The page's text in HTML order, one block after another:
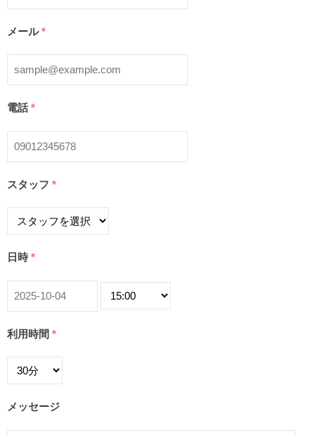
メール *
電話 *
スタッフ *
日時 *
利用時間 *
メッセージ